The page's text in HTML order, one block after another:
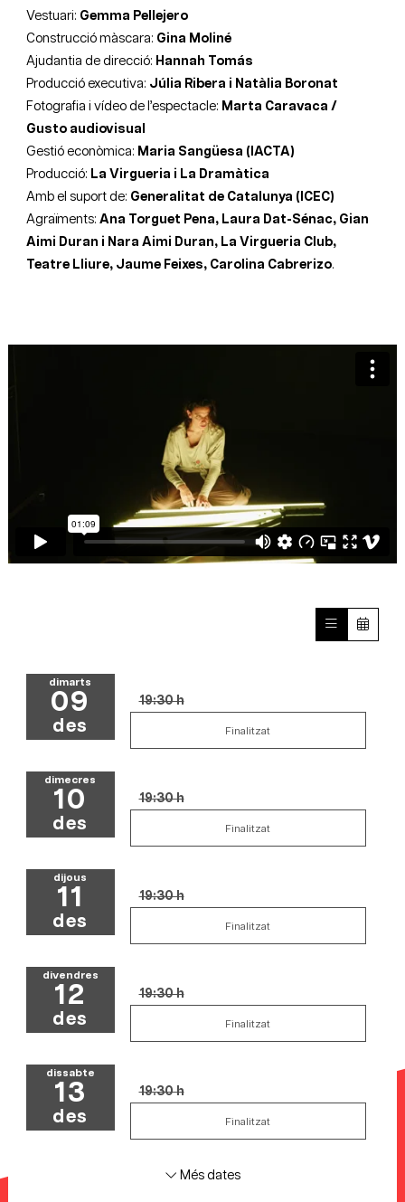
Vestuari: Gemma Pellejero
Construcció màscara: Gina Moliné
Ajudantia de direcció: Hannah Tomás
Producció executiva: Júlia Ribera i Natàlia Boronat
Fotografia i vídeo de l’espectacle: Marta Caravaca /
Gusto audiovisual
Gestió econòmica: Maria Sangüesa (IACTA)
Producció: La Virgueria i La Dramàtica
Amb el suport de: Generalitat de Catalunya (ICEC)
Agraïments: Ana Torguet Pena, Laura Dat-Sénac, Gian
Aimi Duran i Nara Aimi Duran, La Virgueria Club,
Teatre Lliure, Jaume Feixes, Carolina Cabrerizo.
dimarts
09
des
19:30 h
Finalitzat
dimecres
10
des
19:30 h
Finalitzat
dijous
11
des
19:30 h
Finalitzat
divendres
12
des
19:30 h
Finalitzat
dissabte
13
des
19:30 h
Finalitzat
Més dates